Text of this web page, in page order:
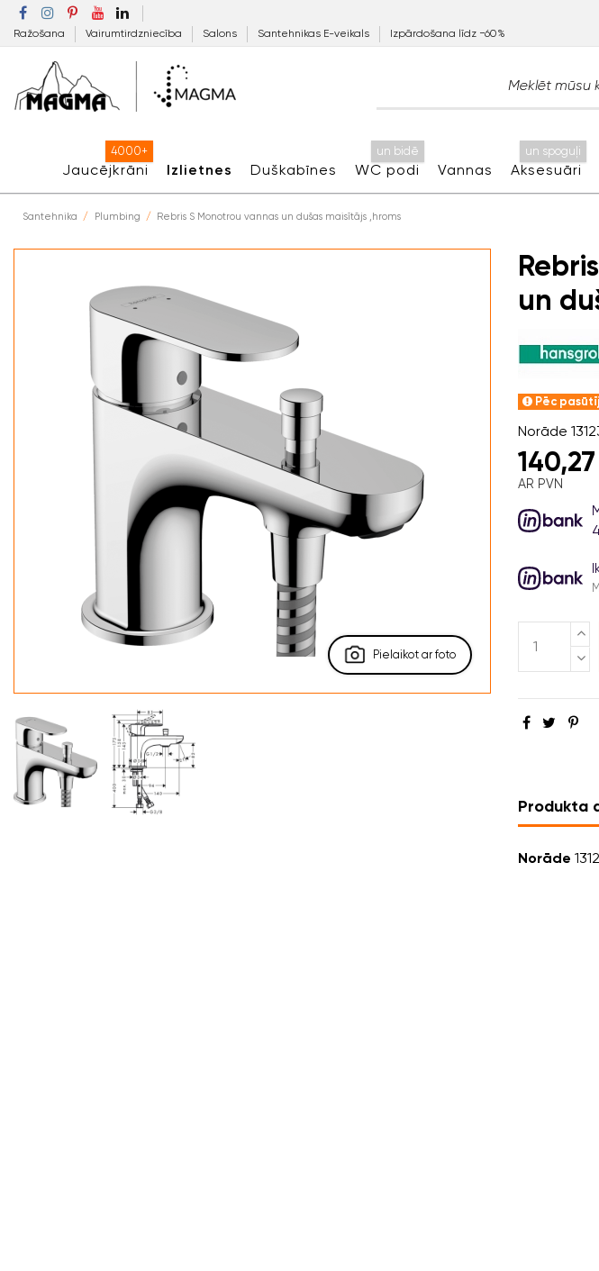
Ražošana Vairumtirdzniecība Salons Santehnikas E-veikals Izpārdošana līdz −60%
Jaucējkrāni
4000+
Izlietnes Duškabīnes WC podi
un bidē
Vannas Aksesuāri
un spoguļi
Santehnika Plumbing Rebris S Monotrou vannas un dušas maisītājs ,hroms
Pielaikot ar foto
un
Pēc
Norāde
AR PVN
Produkta
Norāde